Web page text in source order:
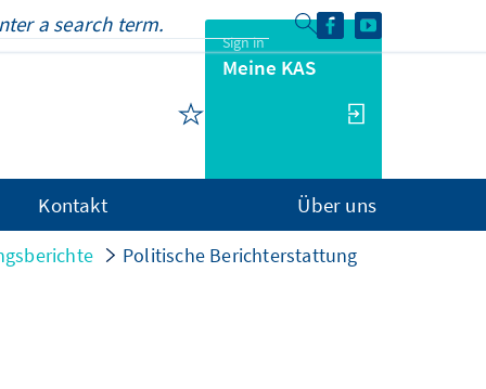
Sign in
Meine KAS
Kontakt Über uns
Politische Berichterstattung